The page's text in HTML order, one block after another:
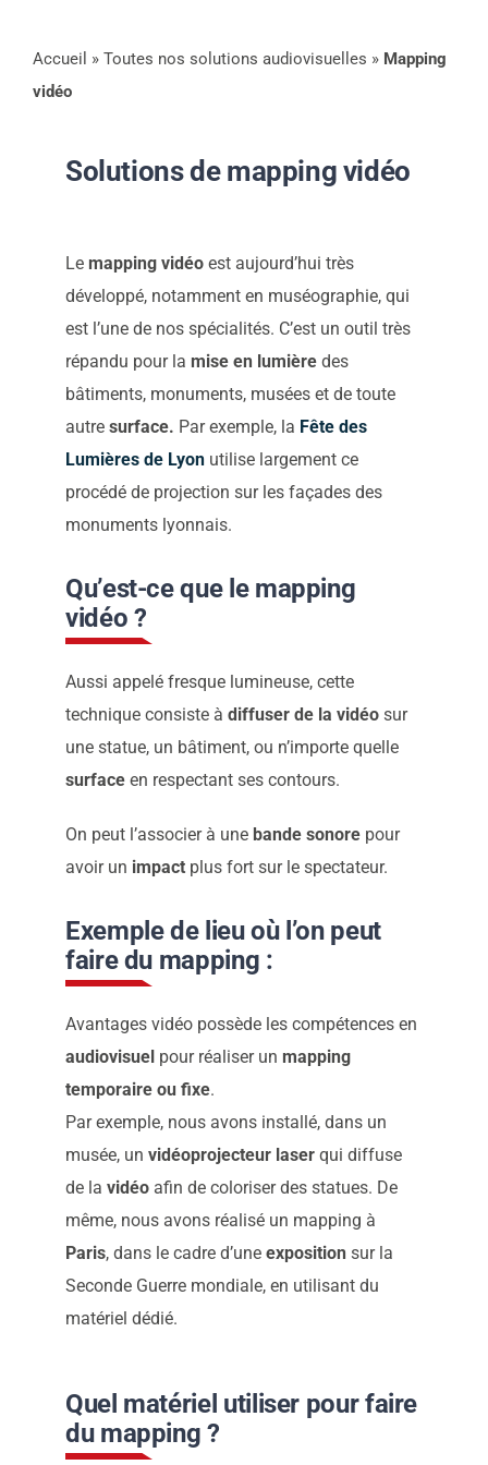
Accueil » Toutes nos solutions audiovisuelles » Mapping
vidéo
Solutions de mapping vidéo
Le mapping vidéoest aujourd’hui très
développé, notamment en muséographie, qui
est l’une de nos spécialités. C’est un outil très
répandu pour la mise en lumièredes
bâtiments, monuments, musées et de toute
autre surface. Par exemple, la Fête des
Lumières de Lyonutilise largement ce
procédé de projection sur les façades des
monuments lyonnais.
Qu’est-ce que le mapping
vidéo ?
Aussi appelé fresque lumineuse, cette
technique consiste à diffuser de la vidéosur
une statue, un bâtiment, ou n’importe quelle
surfaceen respectant ses contours.
On peut l’associer à unebande sonorepour
avoir un impactplus fort sur le spectateur.
Exemple de lieu où l’on peut
faire du mapping :
Avantages vidéo possède les compétences en
audiovisuelpour réaliser un mapping
temporaire ou fixe.
Par exemple, nous avons installé, dans un
musée, un vidéoprojecteur laserqui diffuse
de la vidéoafin de coloriser des statues. De
même, nous avons réalisé un mapping à
Paris, dans le cadre d’une exposition sur la
Seconde Guerre mondiale, en utilisant du
matériel dédié.
Quel matériel utiliser pour faire
du mapping ?
Contact